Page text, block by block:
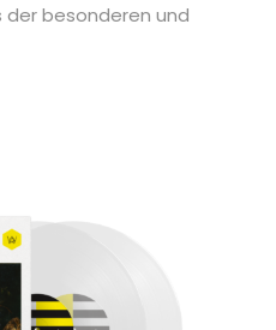
der besonderen und